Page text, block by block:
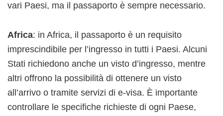
vari Paesi, ma il passaporto è sempre necessario.
Africa: in Africa, il passaporto è un requisito
imprescindibile per l’ingresso in tutti i Paesi. Alcuni
Stati richiedono anche un visto d’ingresso, mentre
altri offrono la possibilità di ottenere un visto
all’arrivo o tramite servizi di e-visa. È importante
controllare le specifiche richieste di ogni Paese,